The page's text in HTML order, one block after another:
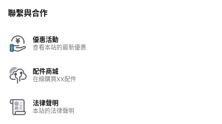
聯繫與合作
優惠活動
查看本站的最新優惠
配件商城
在線購買XX配件
法律聲明
本站的法律聲明